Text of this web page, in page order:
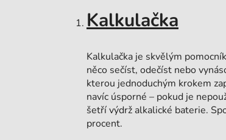
Kalkulačka
Kalkulačka je skvělým
něco sečíst, odečíst nebo
kterou jednoduchým krokem
navíc úsporné – pokud je
šetří výdrž alkalické baterie.
procent.